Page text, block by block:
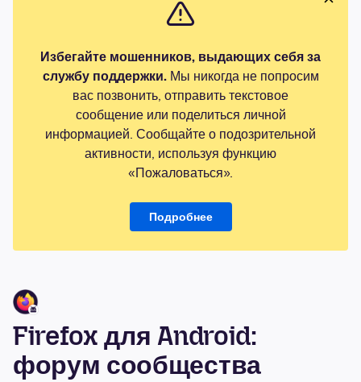
Избегайте мошенников, выдающих себя за
службу поддержки.Мы никогда не попросим
вас позвонить, отправить текстовое
сообщение или поделиться личной
информацией. Сообщайте о подозрительной
активности, используя функцию
«Пожаловаться».
Подробнее
Firefox для Android:
форум сообщества